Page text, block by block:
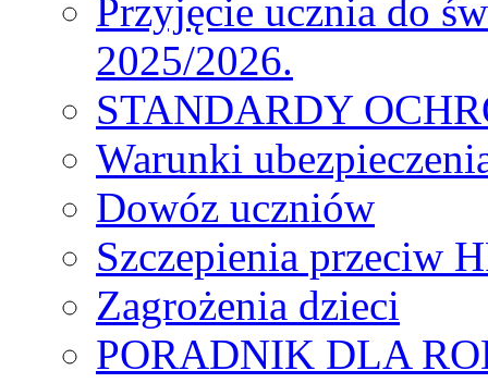
Przyjęcie ucznia do
2025/2026.
STANDARDY
Warunki
Dowóz uczniów
Szczepienia przeciw
Zagrożenia dzieci
PORADNIK DLA